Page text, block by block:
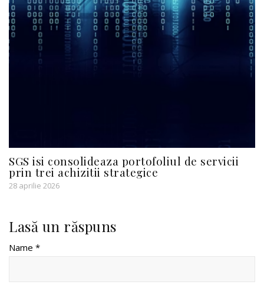
SGS isi consolideaza portofoliul de servicii
prin trei achizitii strategice
28 aprilie 2026
Lasă un răspuns
Name *